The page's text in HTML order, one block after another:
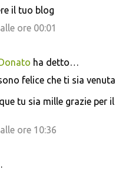
il tuo blog
ore 00:01
ha detto…
felice che ti sia venuta
tu sia mille grazie per il
ore 10:36